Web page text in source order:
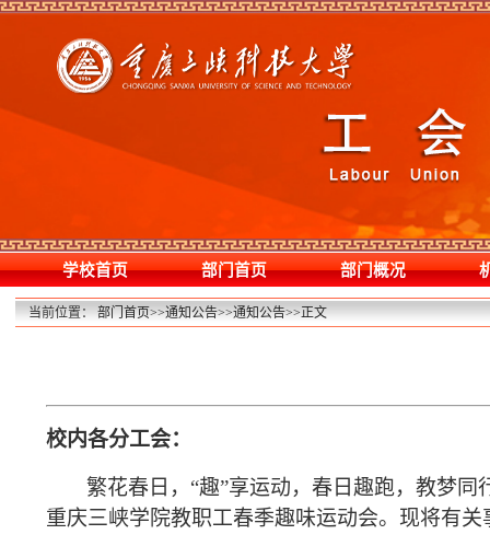
学校首页 部门首页 部门概况
当前位置：部门首页>>通知公告>>通知公告>>正文
校内各分工会：
繁花春日，“趣”享运动，春日趣跑，教梦
重庆三峡学院教职工春季趣味运动会。现将有关